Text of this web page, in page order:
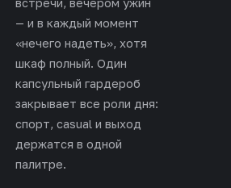
встречи, вечером ужин
— и в каждый момент
«нечего надеть», хотя
шкаф полный. Один
капсульный гардероб
закрывает все роли дня:
спорт, casual и выход
держатся в одной
палитре.